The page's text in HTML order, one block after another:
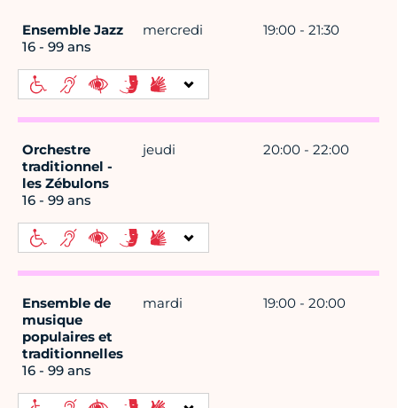
Ensemble Jazz
16 - 99 ans
mercredi 19:00 - 21:30
Orchestre
traditionnel -
les Zébulons
16 - 99 ans
jeudi 20:00 - 22:00
Ensemble de
musique
populaires et
traditionnelles
16 - 99 ans
mardi 19:00 - 20:00